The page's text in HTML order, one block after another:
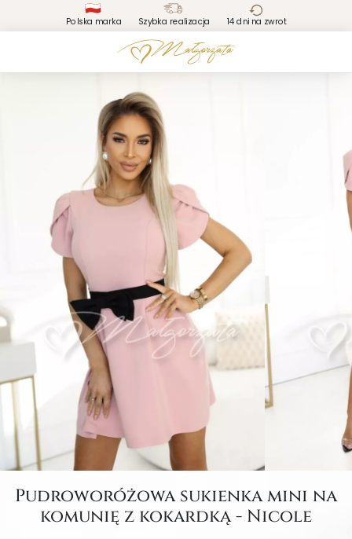
Polska marka Szybka realizacja 14 dni na zwrot
Pudroworóżowa sukienka mini na
komunię z kokardką - Nicole